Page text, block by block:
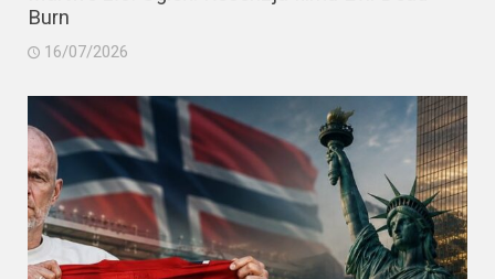
Burn
16/07/2026